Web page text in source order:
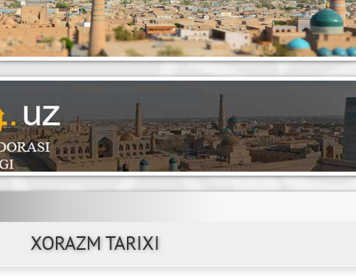
XORAZM TARIXI